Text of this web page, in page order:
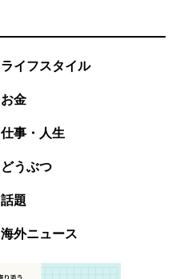
ライフスタイル
お金
仕事・人生
どうぶつ
話題
海外ニュース